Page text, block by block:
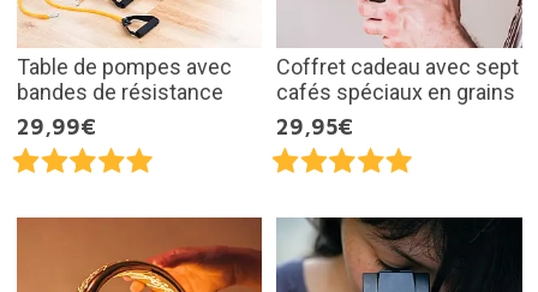
Table de pompes avec
bandes de résistance
29,99€
Coffret cadeau avec sept
cafés spéciaux en grains
29,95€